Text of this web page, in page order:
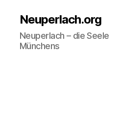
Neuperlach.org
Neuperlach – die Seele
Münchens